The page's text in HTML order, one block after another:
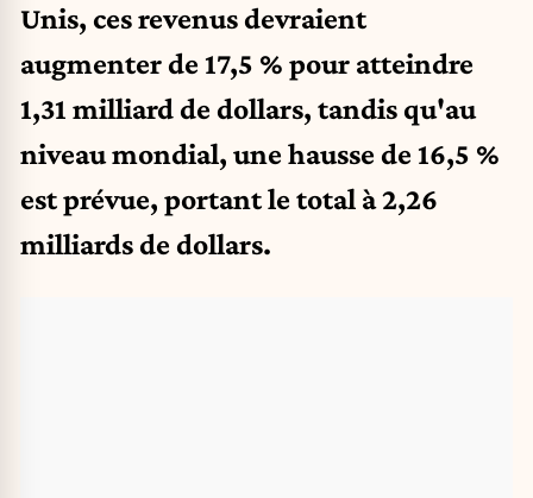
Unis, ces revenus devraient
augmenter de 17,5 % pour atteindre
1,31 milliard de dollars, tandis qu'au
niveau mondial, une hausse de 16,5 %
est prévue, portant le total à 2,26
milliards de dollars.